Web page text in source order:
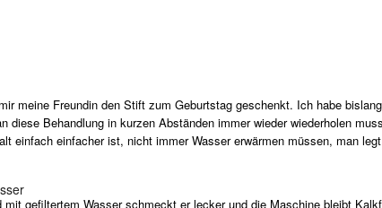
meine Freundin den Stift zum Geburtstag geschenkt. Ich habe
diese Behandlung in kurzen Abständen immer wieder wiederholen
einfach einfacher ist, nicht immer Wasser erwärmen müssen, man
gefiltertem Wasser schmeckt er lecker und die Maschine bleibt